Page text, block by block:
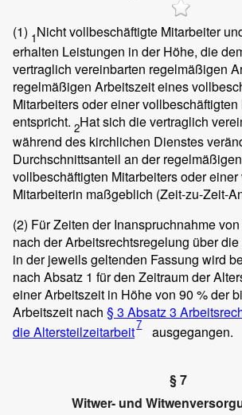
(1) 1Nicht vollbeschäftigte Mitarbeiter
erhalten Leistungen in der Höhe, die
vertraglich vereinbarten regelmäßigen
regelmäßigen Arbeitszeit eines
Mitarbeiters oder einer
entspricht. 2Hat sich die vertraglich
während des kirchlichen Dienstes
Durchschnittsanteil an der
vollbeschäftigten Mitarbeiters oder
Mitarbeiterin maßgeblich (Zeit-zu-Zeit-
(2) Für Zeiten der Inanspruchnahme
nach der Arbeitsrechtsregelung über
in der jeweils geltenden Fassung wird
nach Absatz 1 für den Zeitraum der
einer Arbeitszeit in Höhe von 90 % der
Arbeitszeit nach § 3 Absatz 3
die Altersteilzeitarbeit7 ausgegangen.
§ 7
Witwer- und